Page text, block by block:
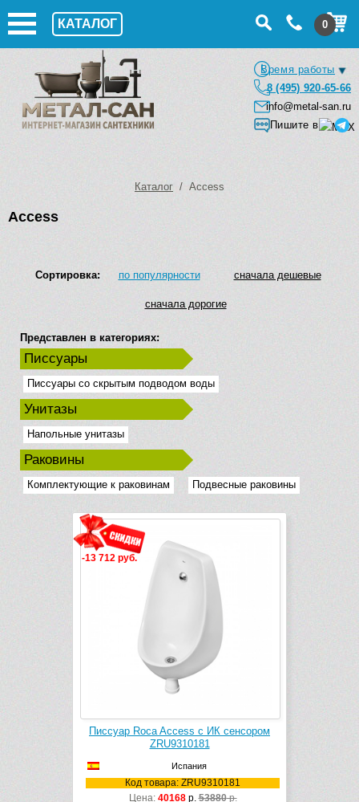
КАТАЛОГ 0
Время работы
8 (495) 920-65-66
info@metal-san.ru
Пишите в
Каталог / Access
Access
Сортировка: по популярности сначала дешевые
сначала дорогие
Представлен в категориях:
Писсуары
Писсуары со скрытым подводом воды
Унитазы
Напольные унитазы
Раковины
Комплектующие к раковинам Подвесные раковины
-13 712 руб.
Писсуар Roca Access с ИК сенсором
ZRU9310181
Испания
Код товара: ZRU9310181
Цена: 40168р.53880р.